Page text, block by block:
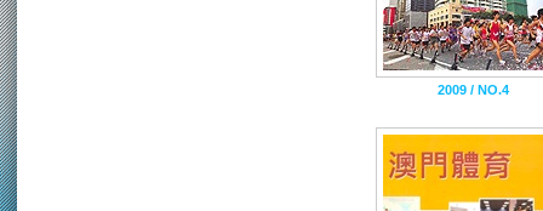
2009 / NO.4